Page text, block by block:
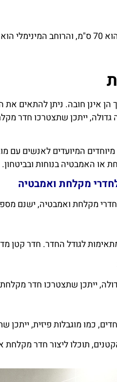
ס"מ.
הן אינן חובה. ניתן להתאים
ייתכן שתצטרכו חדר
המיועדים לאנשים עם
האמבטיה בנוחות ובביטחון.
מקלחת ואמבטיה
מקלחת ואמבטיה, ישנם
לגודל החדר. חדר קטן
ייתכן שתצטרכו חדר מקלחת
כמו מוגבלות פיזית,
תוכלו ליצור חדר מקלחת